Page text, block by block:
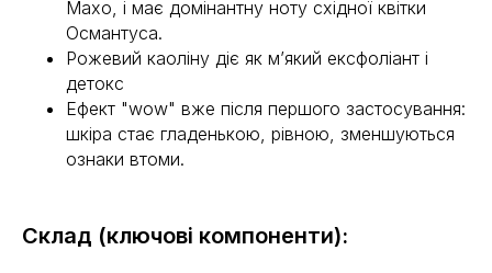
Махо, і має домінантну ноту східної квітки
Османтуса.
Рожевий каоліну діє як м’який ексфоліант і
детокс
Ефект "wow" вже після першого застосування:
шкіра стає гладенькою, рівною, зменшуються
ознаки втоми.
Склад (ключові компоненти):
Контакти
своєї експертизи і досягнень в клінічній
+38 (067) 239 57 39